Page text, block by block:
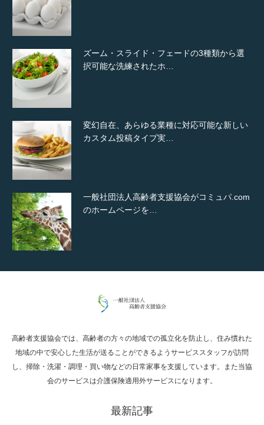
ズーム・スライド・フェードの3種類から選
択可能な洗練されたホ…
変幻自在、あらゆる業種に対応可能な新しい
カスタム投稿タイプ実…
一般社団法人高齢者支援協会がコミュパ.com
のホームページを…
通常投稿
Hello world!
究極的に実用性を重視した「フッターバー」
高齢者支援協会では、高齢者の方々の地域での孤立化を防止し、住み慣れた
地域の中で安心した生活が送ることができるようサービススタッフが訪問
し、掃除・洗濯・調理・買い物などの日常家事を支援しています。また当協
会のサービスは介護保険適用外サービスになります。
最新記事